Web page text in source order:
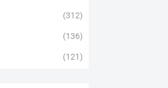
(312)
(136)
(121)